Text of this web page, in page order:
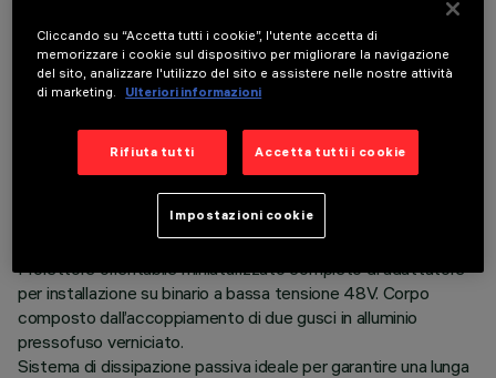
DATI TECNICI
ULTIMO AGGIORNAMENTO: 03/08/2026
Proiettore orientabile miniaturizzato completo di adattatore
per installazione su binario a bassa tensione 48V. Corpo
composto dall’accoppiamento di due gusci in alluminio
pressofuso verniciato.
Sistema di dissipazione passiva ideale per garantire una lunga
Cliccando su “Accetta tutti i cookie”, l'utente accetta di
memorizzare i cookie sul dispositivo per migliorare la navigazione
del sito, analizzare l'utilizzo del sito e assistere nelle nostre attività
di marketing.
Ulteriori informazioni
Rifiuta tutti Accetta tutti i cookie
Impostazioni cookie